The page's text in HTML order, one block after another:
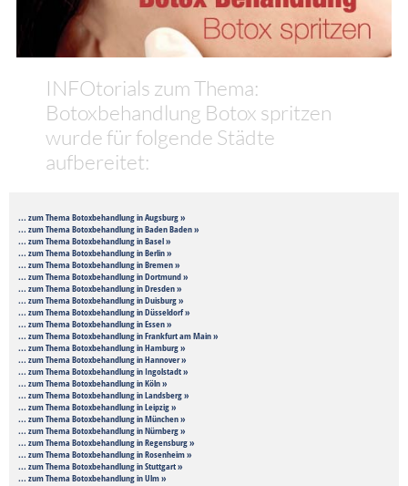
INFOtorials zum Thema:
Botoxbehandlung Botox spritzen
wurde für folgende Städte
aufbereitet:
... zum Thema Botoxbehandlung in Augsburg »
... zum Thema Botoxbehandlung in Baden Baden »
... zum Thema Botoxbehandlung in Basel »
... zum Thema Botoxbehandlung in Berlin »
... zum Thema Botoxbehandlung in Bremen »
... zum Thema Botoxbehandlung in Dortmund »
... zum Thema Botoxbehandlung in Dresden »
... zum Thema Botoxbehandlung in Duisburg »
... zum Thema Botoxbehandlung in Düsseldorf »
... zum Thema Botoxbehandlung in Essen »
... zum Thema Botoxbehandlung in Frankfurt am Main »
... zum Thema Botoxbehandlung in Hamburg »
... zum Thema Botoxbehandlung in Hannover »
... zum Thema Botoxbehandlung in Ingolstadt »
... zum Thema Botoxbehandlung in Köln »
... zum Thema Botoxbehandlung in Landsberg »
... zum Thema Botoxbehandlung in Leipzig »
... zum Thema Botoxbehandlung in München »
... zum Thema Botoxbehandlung in Nürnberg »
... zum Thema Botoxbehandlung in Regensburg »
... zum Thema Botoxbehandlung in Rosenheim »
... zum Thema Botoxbehandlung in Stuttgart »
... zum Thema Botoxbehandlung in Ulm »